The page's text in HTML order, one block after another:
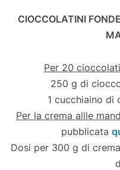
CIOCCOLATINI
Per 20
250 g di
1 cucchiaino di
Per la crema allle
pubblicata
Dosi per 300 g di